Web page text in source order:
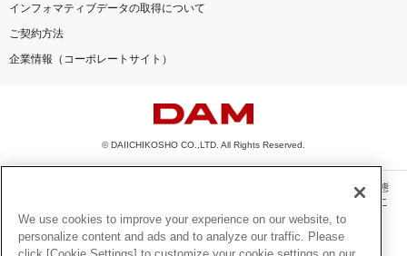
インフォマティブデータの取得について
ご契約方法
企業情報（コーポレートサイト）
© DAIICHIKOSHO CO.,LTD. All Rights Reserved.
このサイトに掲載されている一切の文章・画像・写真・動画・音声等を、手段や形態
を問わず、著作権法の定める範囲を超えて無断で複製、転載、ファイル化などするこ
とを禁じます。
楽曲及びコンテンツは、機種によりご利用いただけない場合があります。
We use cookies to improve your experience on our website, to
personalize content and ads and to analyze our traffic. Please